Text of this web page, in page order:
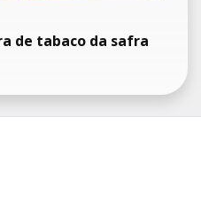
de tabaco da safra